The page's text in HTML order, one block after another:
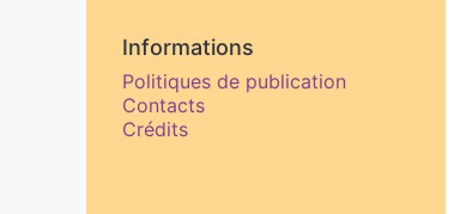
Informations
Politiques de publication
Contacts
Crédits